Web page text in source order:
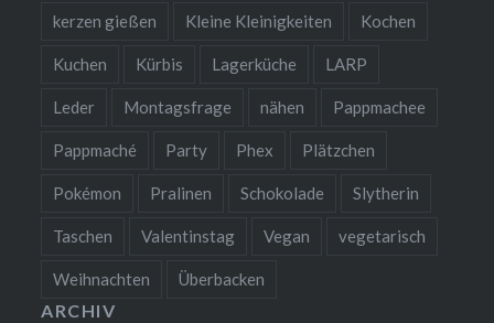
kerzen gießen Kleine Kleinigkeiten Kochen
Kuchen Kürbis Lagerküche LARP
Leder Montagsfrage nähen Pappmachee
Pappmaché Party Phex Plätzchen
Pokémon Pralinen Schokolade Slytherin
Taschen Valentinstag Vegan vegetarisch
Weihnachten Überbacken
ARCHIV